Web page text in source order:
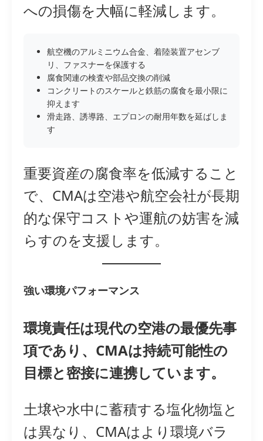
への損傷を大幅に軽減します。
航空機のアルミニウム合金、着陸装置アセンブ
リ、ファスナーを保護する
腐食関連の検査や部品交換の削減
コンクリートのスケールと鉄筋の腐食を最小限に
抑えます
滑走路、誘導路、エプロンの耐用年数を延ばしま
す
重要資産の腐食率を低減すること
で、CMAは空港や航空会社が長期
的な保守コストや運航の妨害を減
らすのを支援します。
強い環境パフォーマンス
環境責任は現代の空港の最優先事
項であり、CMAは持続可能性の
目標と密接に連携しています。
土壌や水中に蓄積する塩化物塩と
は異なり、CMAはより環境バラ